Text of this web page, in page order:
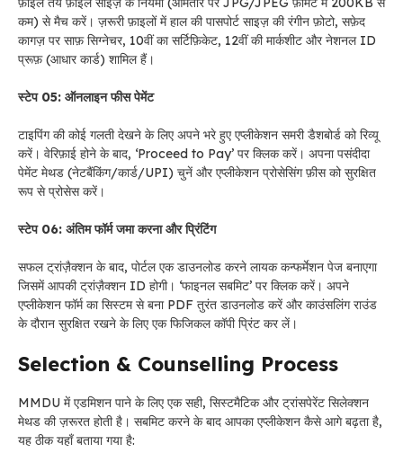
कम) से मैच करें। ज़रूरी फ़ाइलों में हाल की पासपोर्ट साइज़ की रंगीन फ़ोटो, सफ़ेद
कागज़ पर साफ़ सिग्नेचर, 10वीं का सर्टिफ़िकेट, 12वीं की मार्कशीट और नेशनल ID
प्रूफ़ (आधार कार्ड) शामिल हैं।
स्टेप 05: ऑनलाइन फीस पेमेंट
टाइपिंग की कोई गलती देखने के लिए अपने भरे हुए एप्लीकेशन समरी डैशबोर्ड को रिव्यू
करें। वेरिफ़ाई होने के बाद, ‘Proceed to Pay’ पर क्लिक करें। अपना पसंदीदा
पेमेंट मेथड (नेटबैंकिंग/कार्ड/UPI) चुनें और एप्लीकेशन प्रोसेसिंग फ़ीस को सुरक्षित
रूप से प्रोसेस करें।
स्टेप 06: अंतिम फॉर्म जमा करना और प्रिंटिंग
सफल ट्रांज़ैक्शन के बाद, पोर्टल एक डाउनलोड करने लायक कन्फर्मेशन पेज बनाएगा
जिसमें आपकी ट्रांज़ैक्शन ID होगी। ‘फाइनल सबमिट’ पर क्लिक करें। अपने
एप्लीकेशन फॉर्म का सिस्टम से बना PDF तुरंत डाउनलोड करें और काउंसलिंग राउंड
के दौरान सुरक्षित रखने के लिए एक फिजिकल कॉपी प्रिंट कर लें।
Selection & Counselling Process
MMDU में एडमिशन पाने के लिए एक सही, सिस्टमैटिक और ट्रांसपेरेंट सिलेक्शन
मेथड की ज़रूरत होती है। सबमिट करने के बाद आपका एप्लीकेशन कैसे आगे बढ़ता है,
यह ठीक यहाँ बताया गया है: